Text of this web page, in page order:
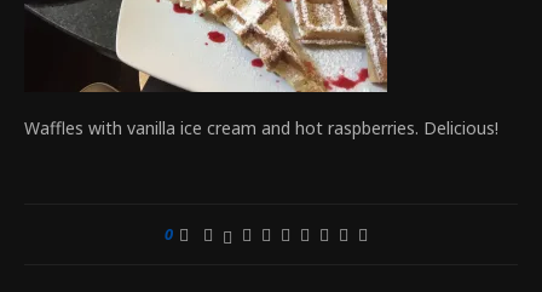
Waffles with vanilla ice cream and hot raspberries. Delicious!
0